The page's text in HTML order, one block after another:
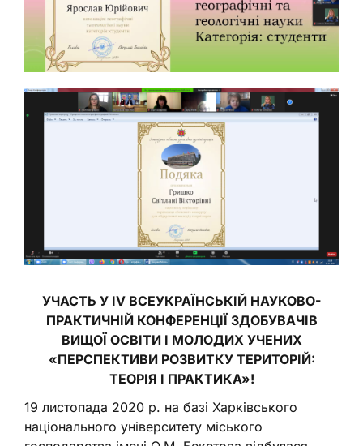
УЧАСТЬ У IV ВСЕУКРАЇНСЬКІЙ НАУКОВО-
ПРАКТИЧНІЙ КОНФЕРЕНЦІЇЗДОБУВАЧІВ
ВИЩОЇ ОСВІТИ І МОЛОДИХ УЧЕНИХ
«ПЕРСПЕКТИВИ РОЗВИТКУ ТЕРИТОРІЙ:
ТЕОРІЯ І ПРАКТИКА»!
19 листопада 2020 р. на базі Харківського
національного університету міського